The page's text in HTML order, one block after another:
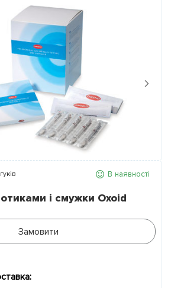
нас
Next
В наявності
і смужки Oxoid
Замовити